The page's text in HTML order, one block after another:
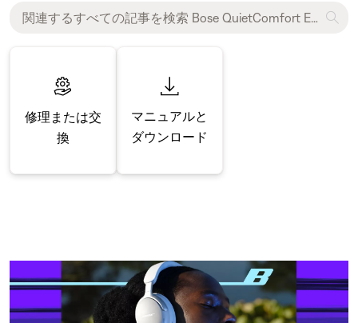
修理または交
換
マニュアルと
ダウンロード